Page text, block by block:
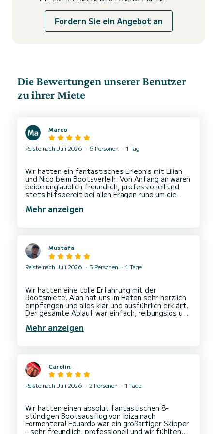
Fordern Sie ein Angebot an
Die Bewertungen unserer Benutzer
zu ihrer Miete
Marco
Reiste nach Juli 2026 6 Personen 1 Tag
Wir hatten ein fantastisches Erlebnis mit Lilian
und Nico beim Bootsverleih. Von Anfang an waren
beide unglaublich freundlich, professionell und
stets hilfsbereit bei allen Fragen rund um die
und waren rundum zufrieden.
Nico ist ein sehr erfahrener Skipper, der uns zu
einigen der schönsten Plätze rund um
Formentera brachte und unsere Reise
Wir können Lilian und Nico jedem wärmstens
empfehlen, der ein erstklassiges Bootserlebnis
Mehr anzeigen
Mustafa
Reiste nach Juli 2026 5 Personen 1 Tage
Wir hatten eine tolle Erfahrung mit der
Bootsmiete. Alan hat uns im Hafen sehr herzlich
empfangen und alles klar und ausführlich erklärt.
Der gesamte Ablauf war einfach, reibungslos und
wieder buchen, wenn wir zurückkommen. Absolut
Mehr anzeigen
Carolin
Reiste nach Juli 2026 2 Personen 1 Tage
Wir hatten einen absolut fantastischen 8-
stündigen Bootsausflug von Ibiza nach
Formentera! Eduardo war ein großartiger Skipper
– sehr freundlich, professionell und wir fühlten